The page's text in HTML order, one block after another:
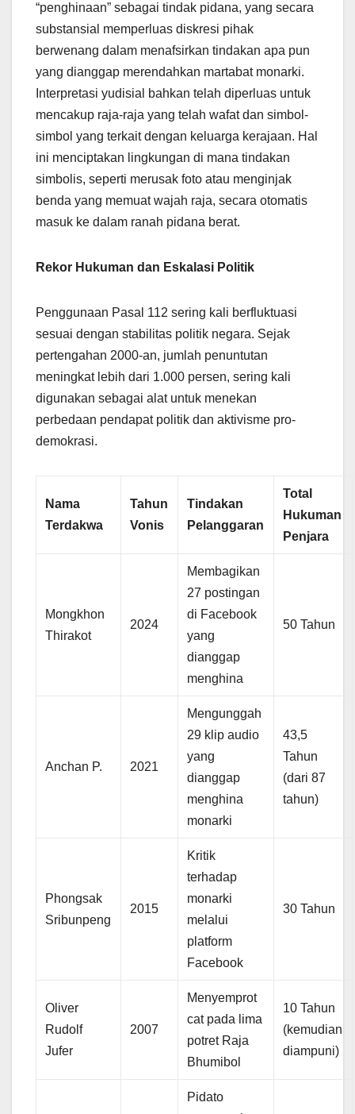
“penghinaan” sebagai tindak pidana, yang secara
substansial memperluas diskresi pihak
berwenang dalam menafsirkan tindakan apa pun
yang dianggap merendahkan martabat monarki.
Interpretasi yudisial bahkan telah diperluas untuk
mencakup raja-raja yang telah wafat dan simbol-
simbol yang terkait dengan keluarga kerajaan. Hal
ini menciptakan lingkungan di mana tindakan
simbolis, seperti merusak foto atau menginjak
benda yang memuat wajah raja, secara otomatis
masuk ke dalam ranah pidana berat.
Rekor Hukuman dan Eskalasi Politik
Penggunaan Pasal 112 sering kali berfluktuasi
sesuai dengan stabilitas politik negara. Sejak
pertengahan 2000-an, jumlah penuntutan
meningkat lebih dari 1.000 persen, sering kali
digunakan sebagai alat untuk menekan
perbedaan pendapat politik dan aktivisme pro-
demokrasi.
Nama
Terdakwa
Tahun
Vonis
Tindakan
Pelanggaran
Total
Hukuman
Penjara
Mongkhon
Thirakot
2024
Membagikan
27 postingan
di Facebook
yang
dianggap
menghina
50 Tahun
Anchan P. 2021
Mengunggah
29 klip audio
yang
dianggap
menghina
monarki
43,5
Tahun
(dari 87
tahun)
Phongsak
Sribunpeng
2015
Kritik
terhadap
monarki
melalui
platform
Facebook
30 Tahun
Oliver
Rudolf
Jufer
2007
Menyemprot
cat pada lima
potret Raja
Bhumibol
10 Tahun
(kemudian
diampuni)
Pidato